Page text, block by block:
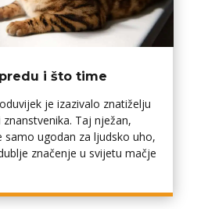
i što time
je izazivalo znatiželju
Taj nježan,
samo ugodan za ljudsko uho,
značenje u svijetu mačje